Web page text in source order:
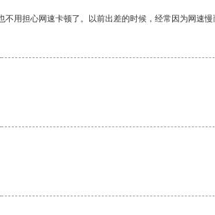
用担心网速卡顿了。以前出差的时候，经常因为网速